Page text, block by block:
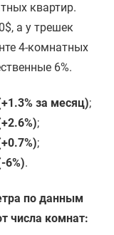
квартир.
а у трешек
4-комнатных
6%.
за месяц);
;
;
6%).
по данным
числа комнат: